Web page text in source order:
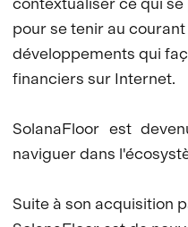
pour se tenir au
développements qui
financiers sur Internet.
SolanaFloor est
naviguer dans
Suite à son acquisition